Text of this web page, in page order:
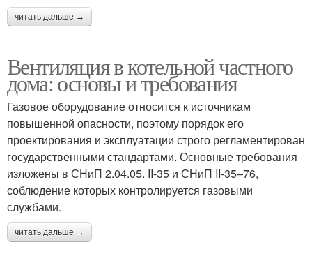
читать дальше →
Вентиляция в котельной частного
дома: основы и требования
Газовое оборудование относится к источникам
повышенной опасности, поэтому порядок его
проектирования и эксплуатации строго регламентирован
государственными стандартами. Основные требования
изложены в СНиП 2.04.05. II-35 и СНиП II-35–76,
соблюдение которых контролируется газовыми
службами.
читать дальше →